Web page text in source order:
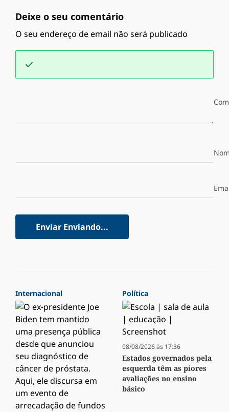
Deixe o seu comentário
O seu endereço de email não será publicado
Enviar Enviando...
Internacional Política
08/08/2026 às 17:36
Estados governados pela
esquerda têm as piores
avaliações no ensino
básico